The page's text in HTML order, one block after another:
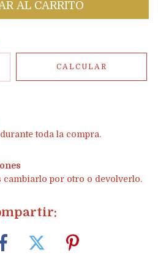
CALCULAR
toda la compra.
cambiarlo por otro o devolverlo.